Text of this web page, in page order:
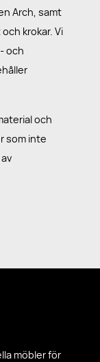
Arch, samt
krokar. Vi
och
och
som inte
möbler för